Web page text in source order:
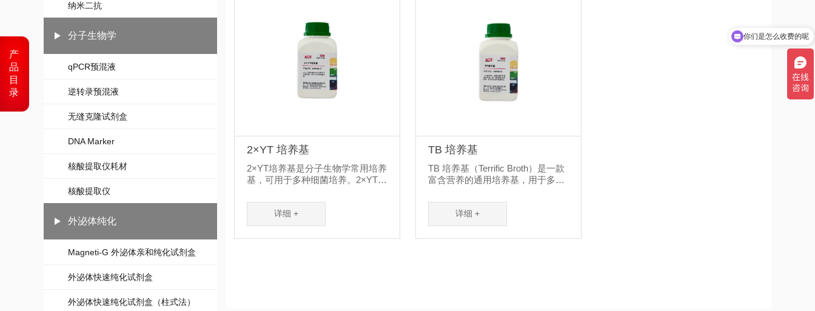
纳米二抗
分子生物学
qPCR预混液
逆转录预混液
无缝克隆试剂盒
DNA Marker
核酸提取仪耗材
核酸提取仪
外泌体纯化
Magneti-G 外泌体亲和纯化试剂盒
外泌体快速纯化试剂盒
外泌体快速纯化试剂盒（柱式法）
2×YT 培养基
2×YT培养基是分子生物学常用培养
基，可用于多种细菌培养。2×YT培
物、...
详细 +
TB 培养基
TB 培养基（Terrific Broth）是一款
富含营养的通用培养基，用于多种
详细 +
产
品
目
录
你们是怎么收费的呢